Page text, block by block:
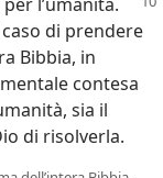
di prendere
Bibbia, in
contesa
sia il
di risolverla.